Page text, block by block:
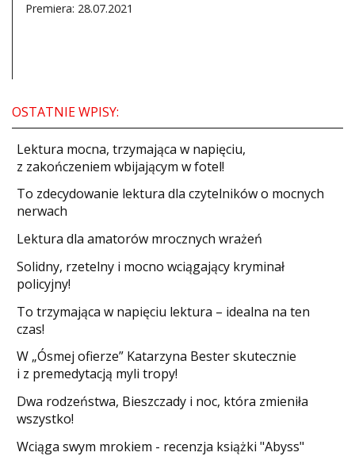
Premiera: 28.07.2021
OSTATNIE WPISY:
​Lektura mocna, trzymająca w napięciu,
z zakończeniem wbijającym w fotel!
​To zdecydowanie lektura dla czytelników o mocnych
nerwach
Lektura dla amatorów mrocznych wrażeń
Solidny, rzetelny i mocno wciągający kryminał
policyjny!
​To trzymająca w napięciu lektura – idealna na ten
czas!
W „Ósmej ofierze” Katarzyna Bester skutecznie
i z premedytacją myli tropy!
Dwa rodzeństwa, Bieszczady i noc, która zmieniła
wszystko!
Wciąga swym mrokiem - recenzja książki "Abyss"